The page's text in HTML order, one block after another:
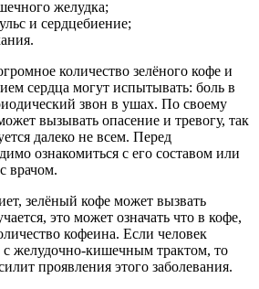
желудка;
и сердцебиение;
количество зелёного кофе и
сердца могут испытывать: боль в
звон в ушах. По своему
вызывать опасение и тревогу, так
далеко не всем. Перед
ознакомиться с его составом или
врачом.
зелёный кофе может вызвать
это может означать что в кофе,
кофеина. Если человек
желудочно-кишечным трактом, то
проявления этого заболевания.